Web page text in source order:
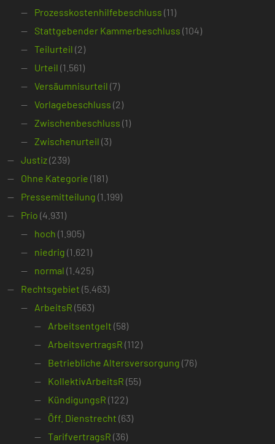
Prozesskostenhilfebeschluss (11)
Stattgebender Kammerbeschluss (104)
Teilurteil (2)
Urteil (1.561)
Versäumnisurteil (7)
Vorlagebeschluss (2)
Zwischenbeschluss (1)
Zwischenurteil (3)
Justiz(239)
Ohne Kategorie (181)
Pressemitteilung (1.199)
Prio (4.931)
hoch (1.905)
niedrig (1.621)
normal (1.425)
Rechtsgebiet (5.463)
ArbeitsR (563)
Arbeitsentgelt (58)
ArbeitsvertragsR (112)
Betriebliche Altersversorgung (76)
KollektivArbeitsR (55)
KündigungsR (122)
Öff. Dienstrecht (63)
TarifvertragsR (36)